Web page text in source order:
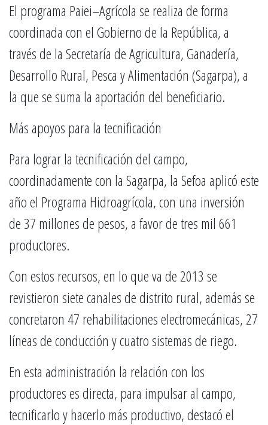
El programa Paiei–Agrícola se realiza de forma
coordinada con el Gobierno de la República, a
través de la Secretaría de Agricultura, Ganadería,
Desarrollo Rural, Pesca y Alimentación (Sagarpa), a
la que se suma la aportación del beneficiario.
Más apoyos para la tecnificación
Para lograr la tecnificación del campo,
coordinadamente con la Sagarpa, la Sefoa aplicó este
año el Programa Hidroagrícola, con una inversión
de 37 millones de pesos, a favor de tres mil 661
productores.
Con estos recursos, en lo que va de 2013 se
revistieron siete canales de distrito rural, además se
concretaron 47 rehabilitaciones electromecánicas, 27
líneas de conducción y cuatro sistemas de riego.
En esta administración la relación con los
productores es directa, para impulsar al campo,
tecnificarlo y hacerlo más productivo, destacó el